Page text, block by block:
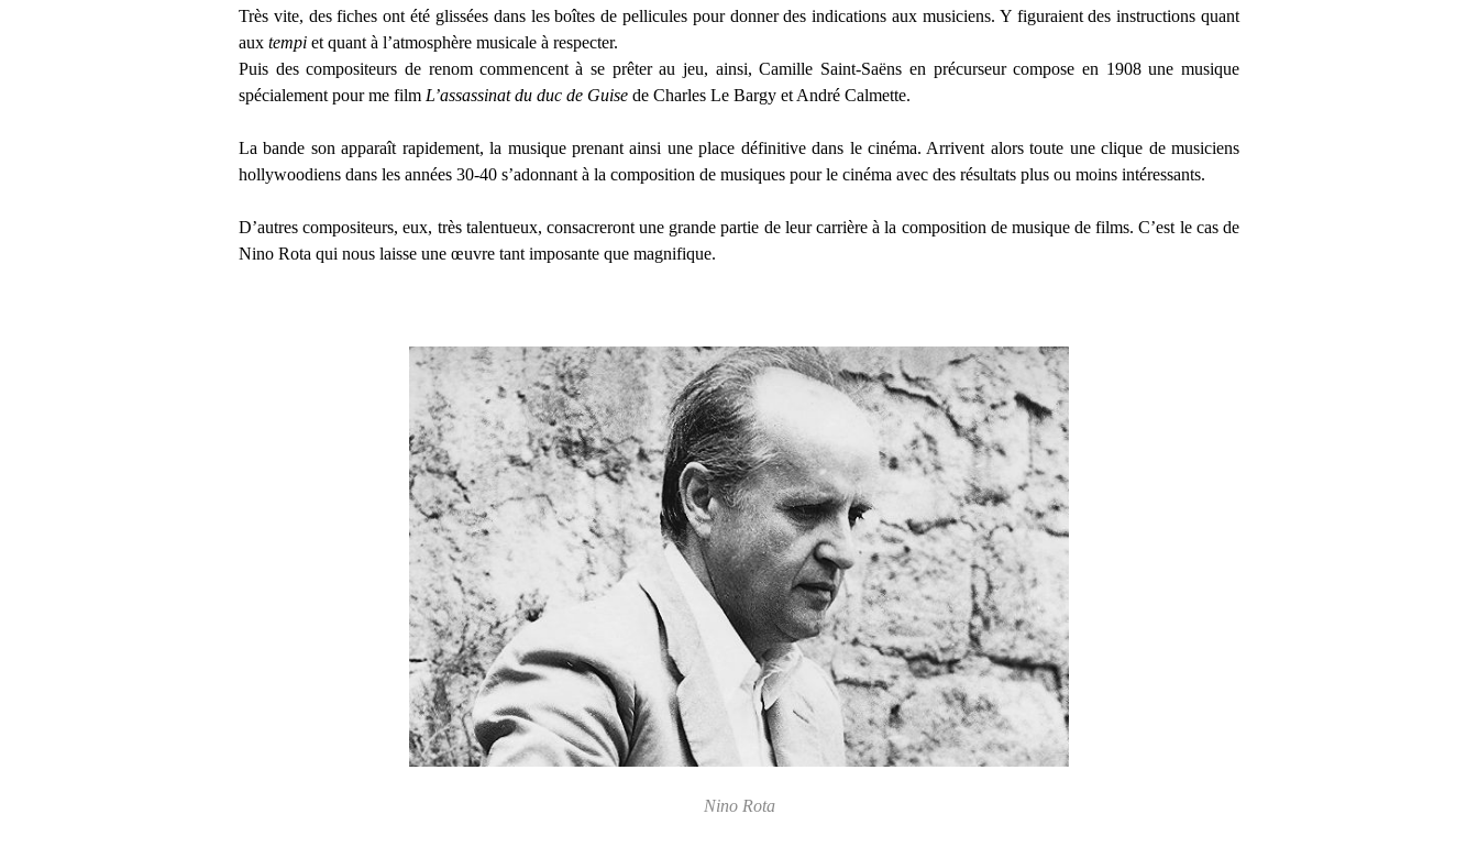
Très vite, des fiches ont été glissées dans les boîtes de pellicules pour donner des indications aux musiciens. Y figuraient des instructions quant
aux tempi et quant à l’atmosphère musicale à respecter.
Puis des compositeurs de renom commencent à se prêter au jeu, ainsi, Camille Saint-Saëns en précurseur compose en 1908 une musique
spécialement pour me film L’assassinat du duc de Guise de Charles Le Bargy et André Calmette.
La bande son apparaît rapidement, la musique prenant ainsi une place définitive dans le cinéma. Arrivent alors toute une clique de musiciens
hollywoodiens dans les années 30-40 s’adonnant à la composition de musiques pour le cinéma avec des résultats plus ou moins intéressants.
D’autres compositeurs, eux, très talentueux, consacreront une grande partie de leur carrière à la composition de musique de films. C’est le cas de
Nino Rota qui nous laisse une œuvre tant imposante que magnifique.
Nino Rota